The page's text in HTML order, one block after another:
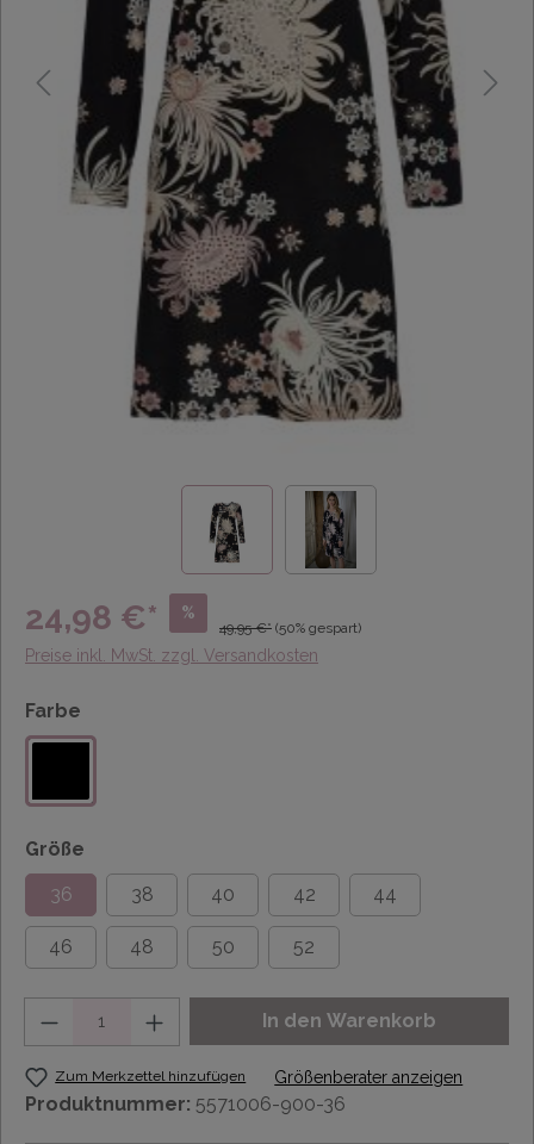
24,98 €* %
49,95 €* (50% gespart)
Preise inkl. MwSt. zzgl. Versandkosten
Farbe
Größe
36
38 40 42 44
46 48 50 52
In den Warenkorb
Zum Merkzettel hinzufügen Größenberater anzeigen
Produktnummer: 5571006-900-36